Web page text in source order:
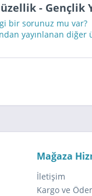
- Gençlik
bir sorunuz mu var?
yayınlanan
Mağaza
İletişim
Kargo ve